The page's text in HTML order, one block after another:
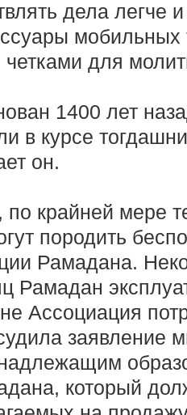
дела легче
для
1400 лет
в курсе
он.
крайней мере
породить
Рамадана.
Рамадан
Ассоциация
заявление
который